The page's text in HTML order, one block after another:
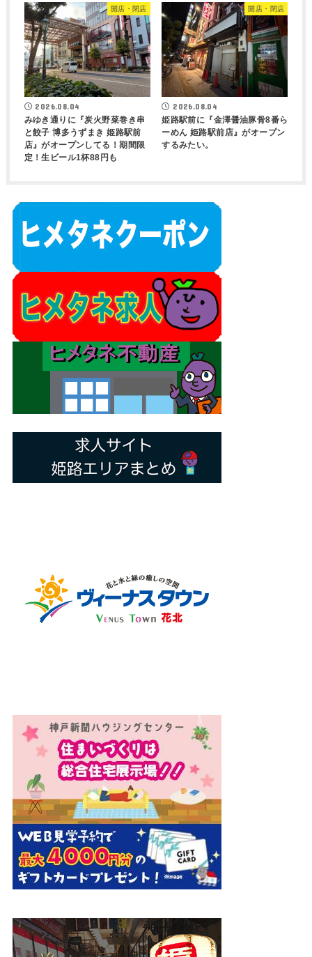
開店・閉店
2026.08.04
みゆき通りに『炭火野菜巻き串
と餃子 博多うずまき 姫路駅前
店』がオープンしてる！期間限
定！生ビール1杯88円も
開店・閉店
2026.08.04
姫路駅前に『金澤醤油豚骨8番ら
ーめん 姫路駅前店』がオープン
するみたい。